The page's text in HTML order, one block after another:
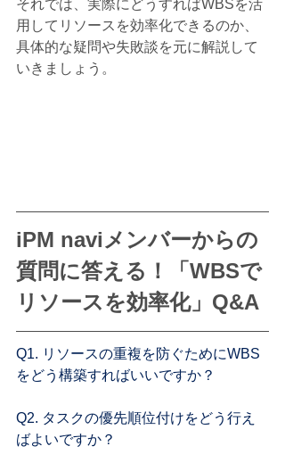
それでは、実際にどうすればWBSを活
用してリソースを効率化できるのか、
具体的な疑問や失敗談を元に解説して
いきましょう。
iPM naviメンバーからの
質問に答える！「WBSで
リソースを効率化」Q&A
Q1. リソースの重複を防ぐためにWBS
をどう構築すればいいですか？
Q2. タスクの優先順位付けをどう行え
ばよいですか？